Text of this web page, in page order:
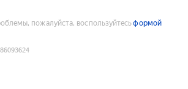
пожалуйста, воспользуйтесьформой